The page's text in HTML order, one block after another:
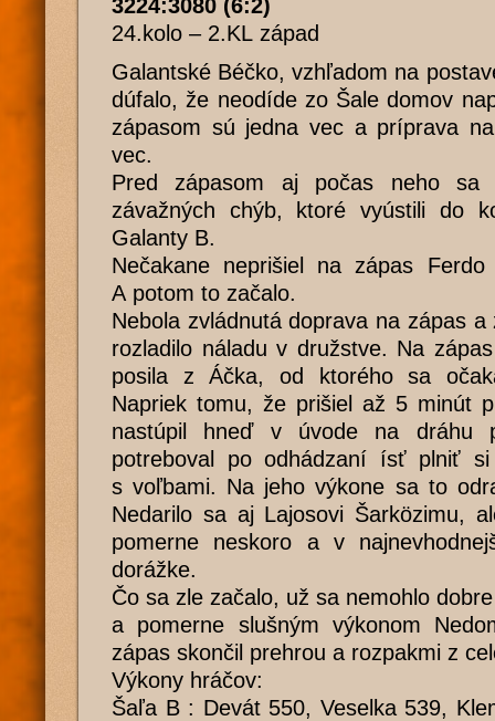
3224:3080 (6:2)
24.kolo – 2.KL západ
Galantské Béčko, vzhľadom na
dúfalo, že neodíde zo Šale domov
zápasom sú jedna vec a príprava
vec.
Pred zápasom aj počas neho sa
závažných chýb, ktoré vyústili do
Galanty B.
Nečakane neprišiel na zápas
A potom to začalo.
Nebola zvládnutá doprava na zápas
rozladilo náladu v družstve. Na
posila z Áčka, od ktorého sa
Napriek tomu, že prišiel až 5 minút
nastúpil hneď v úvode na dráhu
potreboval po odhádzaní ísť plniť si
s voľbami. Na jeho výkone sa to
Nedarilo sa aj Lajosovi Šarközimu,
pomerne neskoro a v
dorážke.
Čo sa zle začalo, už sa nemohlo
a pomerne slušným výkonom
zápas skončil prehrou a rozpakmi z
Výkony hráčov:
Šaľa B : Devát 550, Veselka 539,